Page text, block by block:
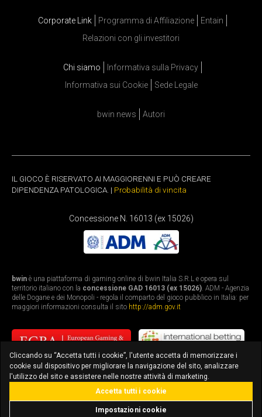
Corporate Link Programma di Affiliazione
Entain
Relazioni con gli investitori
Chi siamo
Informativa sulla Privacy
Informativa sui Cookie
Sede Legale
bwin news Autori
IL GIOCO È RISERVATO AI MAGGIORENNI E PUÒ CREARE
DIPENDENZA PATOLOGICA. | Probabilità di vincita
Concessione N. 16013 (ex 15026)
bwin è una piattaforma di gaming online di bwin Italia S.R.L e opera sul
territorio italiano con la concessione GAD 16013 (ex 15026). ADM - Agenzia
delle Dogane e dei Monopoli - regola il comparto del gioco pubblico in Italia: per
maggiori informazioni consulta il sito http://adm.gov.it
bonus fino a 3.010€ scarica l'app
Cliccando su “Accetta tutti i cookie”, l'utente accetta di memorizzare i
cookie sul dispositivo per migliorare la navigazione del sito, analizzare
l'utilizzo del sito e assistere nelle nostre attività di marketing.
Impostazioni cookie
Accetta tutti i cookie